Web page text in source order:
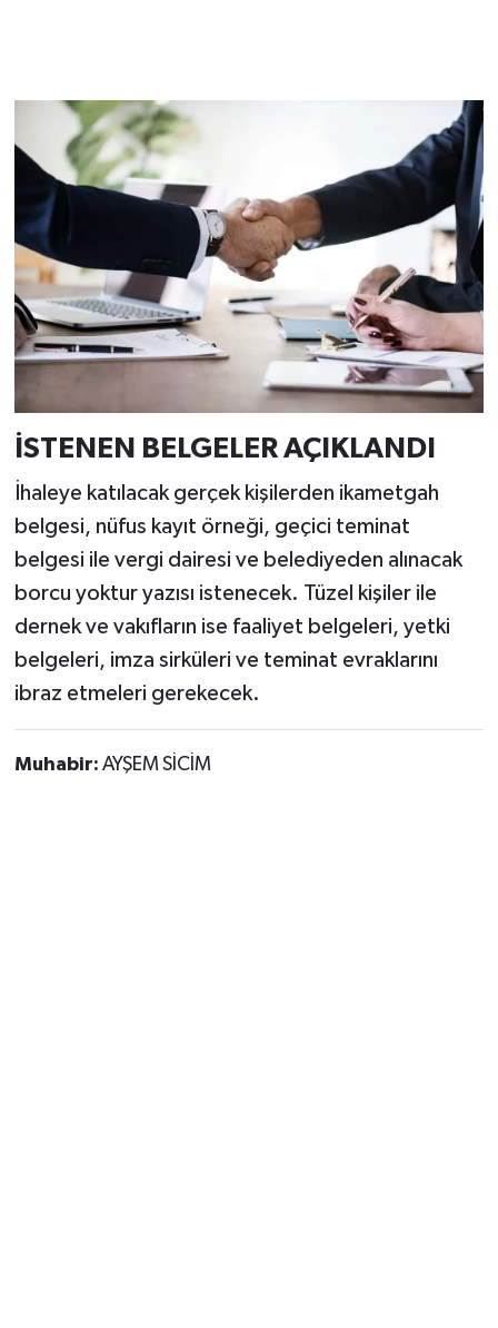
İSTENEN BELGELER AÇIKLANDI
İhaleye katılacak gerçek kişilerden ikametgah
belgesi, nüfus kayıt örneği, geçici teminat
belgesi ile vergi dairesi ve belediyeden alınacak
borcu yoktur yazısı istenecek. Tüzel kişiler ile
dernek ve vakıfların ise faaliyet belgeleri, yetki
belgeleri, imza sirküleri ve teminat evraklarını
ibraz etmeleri gerekecek.
Muhabir: AYŞEM SİCİM